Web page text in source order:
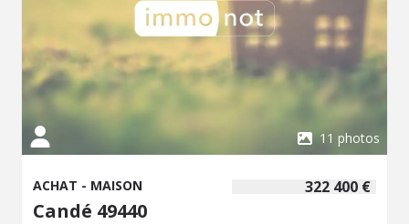
11 photos
322 400 €
ACHAT - MAISON
Candé 49440